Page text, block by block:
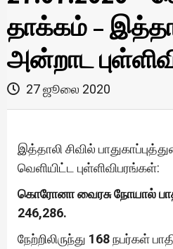
தாக்கம் –
அன்றாட
27 ஜூலை 2020
இத்தாலி சிவில்
வெளியிட்ட புள்ளிவிபரங்கள்:
கொரோனா வைரசு நோயால்
246,286.
நேற்றிலிருந்து 168நபர்கள்